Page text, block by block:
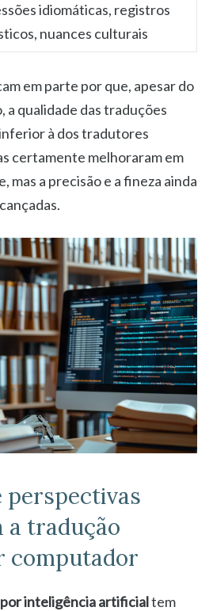
idiomáticas, registros
nuances culturais
em parte por que, apesar do
a qualidade das traduções
à dos tradutores
certamente melhoraram em
mas a precisão e a fineza ainda
perspectivas
tradução
computador
inteligência artificialtem